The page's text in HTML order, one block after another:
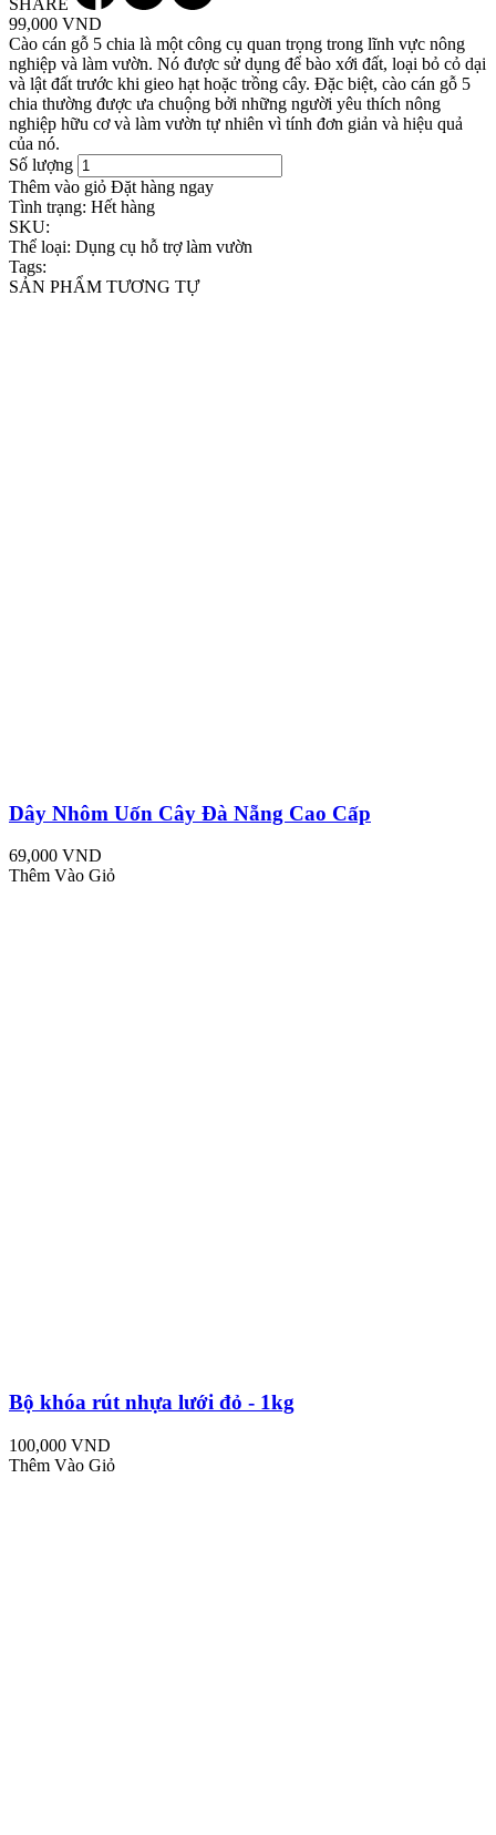
99,000 VND
Cào cán gỗ 5 chia là một công cụ quan trọng trong lĩnh vực nông
nghiệp và làm vườn. Nó được sử dụng để bào xới đất, loại bỏ cỏ dại
và lật đất trước khi gieo hạt hoặc trồng cây. Đặc biệt, cào cán gỗ 5
chia thường được ưa chuộng bởi những người yêu thích nông
nghiệp hữu cơ và làm vườn tự nhiên vì tính đơn giản và hiệu quả
của nó.
Số lượng
Thêm vào giỏ Đặt hàng ngay
Tình trạng: Hết hàng
SKU:
Thể loại: Dụng cụ hỗ trợ làm vườn
Tags:
SẢN PHẨM TƯƠNG TỰ
Dây Nhôm Uốn Cây Đà Nẵng Cao Cấp
69,000 VND
Thêm Vào Giỏ
Bộ khóa rút nhựa lưới đỏ - 1kg
100,000 VND
Thêm Vào Giỏ